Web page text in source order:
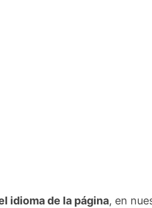
idioma de la página, en